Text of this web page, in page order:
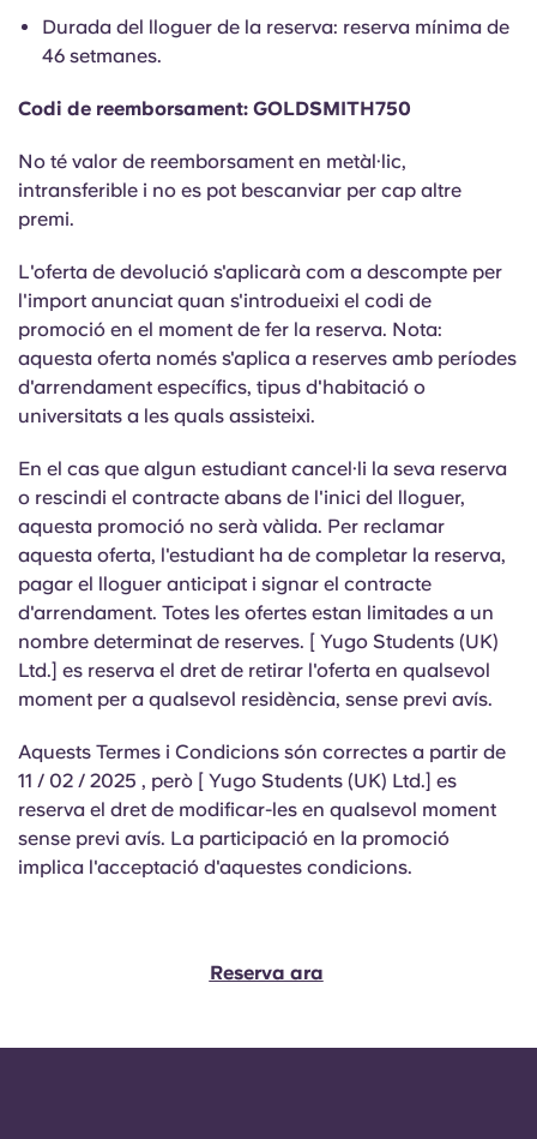
Durada del lloguer de la reserva: reserva mínima de
46 setmanes.
Codi de reemborsament: GOLDSMITH750
No té valor de reemborsament en metàl·lic,
intransferible i no es pot bescanviar per cap altre
premi.
L'oferta de devolució s'aplicarà com a descompte per
l'import anunciat quan s'introdueixi el codi de
promoció en el moment de fer la reserva. Nota:
aquesta oferta només s'aplica a reserves amb períodes
d'arrendament específics, tipus d'habitació o
universitats a les quals assisteixi.
En el cas que algun estudiant cancel·li la seva reserva
o rescindi el contracte abans de l'inici del lloguer,
aquesta promoció no serà vàlida. Per reclamar
aquesta oferta, l'estudiant ha de completar la reserva,
pagar el lloguer anticipat i signar el contracte
d'arrendament. Totes les ofertes estan limitades a un
nombre determinat de reserves. [ Yugo Students (UK)
Ltd.] es reserva el dret de retirar l'oferta en qualsevol
moment per a qualsevol residència, sense previ avís.
Aquests Termes i Condicions són correctes a partir de
11 / 02 / 2025 , però [ Yugo Students (UK) Ltd.] es
reserva el dret de modificar-les en qualsevol moment
sense previ avís. La participació en la promoció
implica l'acceptació d'aquestes condicions.
Reserva ara